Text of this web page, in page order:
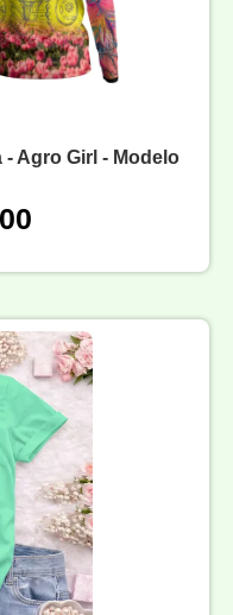
Agro Girl - Modelo